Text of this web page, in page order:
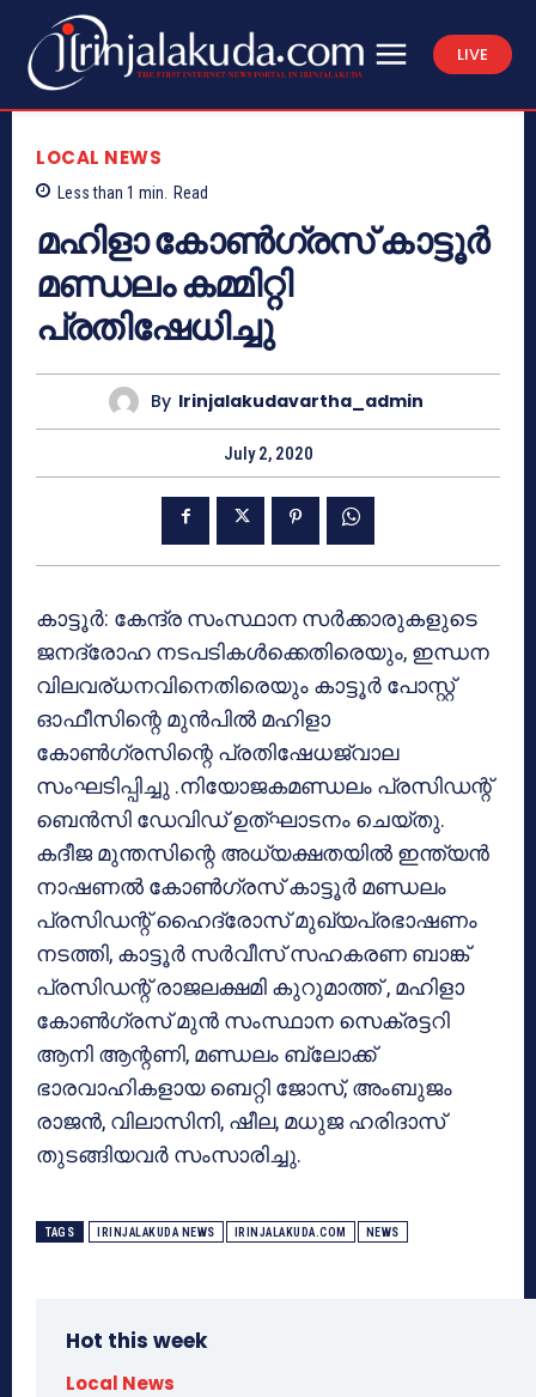
LIVE
LOCAL NEWS
Less than 1 min. Read
മഹിളാ കോൺഗ്രസ്‌ കാട്ടൂർ
മണ്ഡലം കമ്മിറ്റി
പ്രതിഷേധിച്ചു
By Irinjalakudavartha_admin
July 2, 2020
കാട്ടൂർ: കേന്ദ്ര സംസ്ഥാന സർക്കാരുകളുടെ
ജനദ്രോഹ നടപടികൾക്കെതിരെയും, ഇന്ധന
വിലവര്ധനവിനെതിരെയും കാട്ടൂർ പോസ്റ്റ്‌
ഓഫീസിന്റെ മുൻപിൽ മഹിളാ
കോൺഗ്രസിന്റെ പ്രതിഷേധജ്വാല
സംഘടിപ്പിച്ചു .നിയോജകമണ്ഡലം പ്രസിഡന്റ്
ബെൻസി ഡേവിഡ് ഉത്ഘാടനം ചെയ്തു.
കദീജ മുന്തസിന്റെ അധ്യക്ഷതയിൽ ഇന്ത്യൻ
നാഷണൽ കോൺഗ്രസ് കാട്ടൂർ മണ്ഡലം
പ്രസിഡന്റ് ഹൈദ്രോസ് മുഖ്യപ്രഭാഷണം
നടത്തി, കാട്ടൂർ സർവീസ് സഹകരണ ബാങ്ക്
പ്രസിഡന്റ് രാജലക്ഷമി കുറുമാത്ത് , മഹിളാ
കോൺഗ്രസ്‌ മുൻ സംസ്ഥാന സെക്രട്ടറി
ആനി ആന്റണി, മണ്ഡലം ബ്ലോക്ക്‌
ഭാരവാഹികളായ ബെറ്റി ജോസ്, അംബുജം
രാജൻ, വിലാസിനി, ഷീല, മധുജ ഹരിദാസ്
തുടങ്ങിയവർ സംസാരിച്ചു.
TAGS IRINJALAKUDA NEWS IRINJALAKUDA.COM NEWS
Hot this week
Local News